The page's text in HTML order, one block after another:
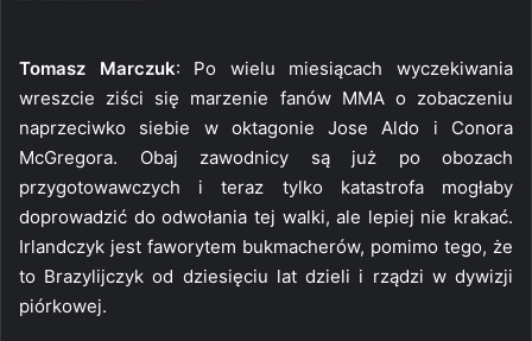
Tomasz Marczuk: Po wielu miesiącach wyczekiwania
wreszcie ziści się marzenie fanów MMA o zobaczeniu
naprzeciwko siebie w oktagonie Jose Aldo i Conora
McGregora. Obaj zawodnicy są już po obozach
przygotowawczych i teraz tylko katastrofa mogłaby
doprowadzić do odwołania tej walki, ale lepiej nie krakać.
Irlandczyk jest faworytem bukmacherów, pomimo tego, że
to Brazylijczyk od dziesięciu lat dzieli i rządzi w dywizji
piórkowej.